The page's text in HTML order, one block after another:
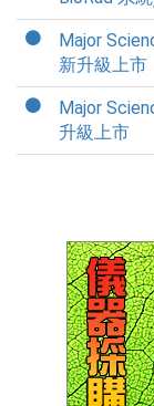
Major
新升級上市
Major
升級上市